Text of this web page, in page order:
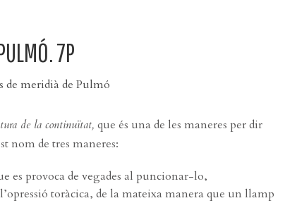
7P
de meridià de Pulmó
de la continuïtat, que és una de les maneres per dir
nom de tres maneres:
es provoca de vegades al puncionar-lo,
toràcica, de la mateixa manera que un llamp